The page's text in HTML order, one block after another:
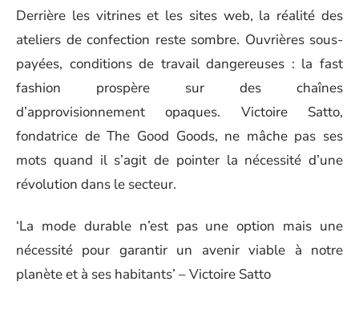
Derrière les vitrines et les sites web, la réalité des
ateliers de confection reste sombre. Ouvrières sous-
payées, conditions de travail dangereuses : la fast
fashion prospère sur des chaînes
d’approvisionnement opaques. Victoire Satto,
fondatrice de The Good Goods, ne mâche pas ses
mots quand il s’agit de pointer la nécessité d’une
révolution dans le secteur.
‘La mode durable n’est pas une option mais une
nécessité pour garantir un avenir viable à notre
planète et à ses habitants’ – Victoire Satto